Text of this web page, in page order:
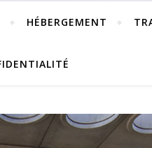
HÉBERGEMENT